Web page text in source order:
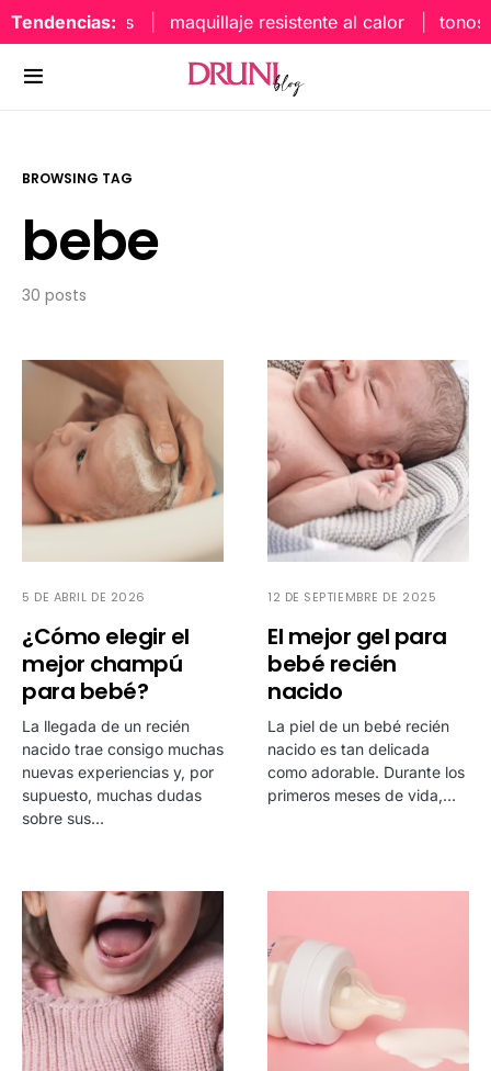
Tendencias: maquillaje resistente al calor tonos
BROWSING TAG
bebe
30 posts
5 DE ABRIL DE 2026
¿Cómo elegir el
mejor champú
para bebé?
La llegada de un recién
nacido trae consigo muchas
nuevas experiencias y, por
supuesto, muchas dudas
sobre sus…
12 DE SEPTIEMBRE DE 2025
El mejor gel para
bebé recién
nacido
La piel de un bebé recién
nacido es tan delicada
como adorable. Durante los
primeros meses de vida,…